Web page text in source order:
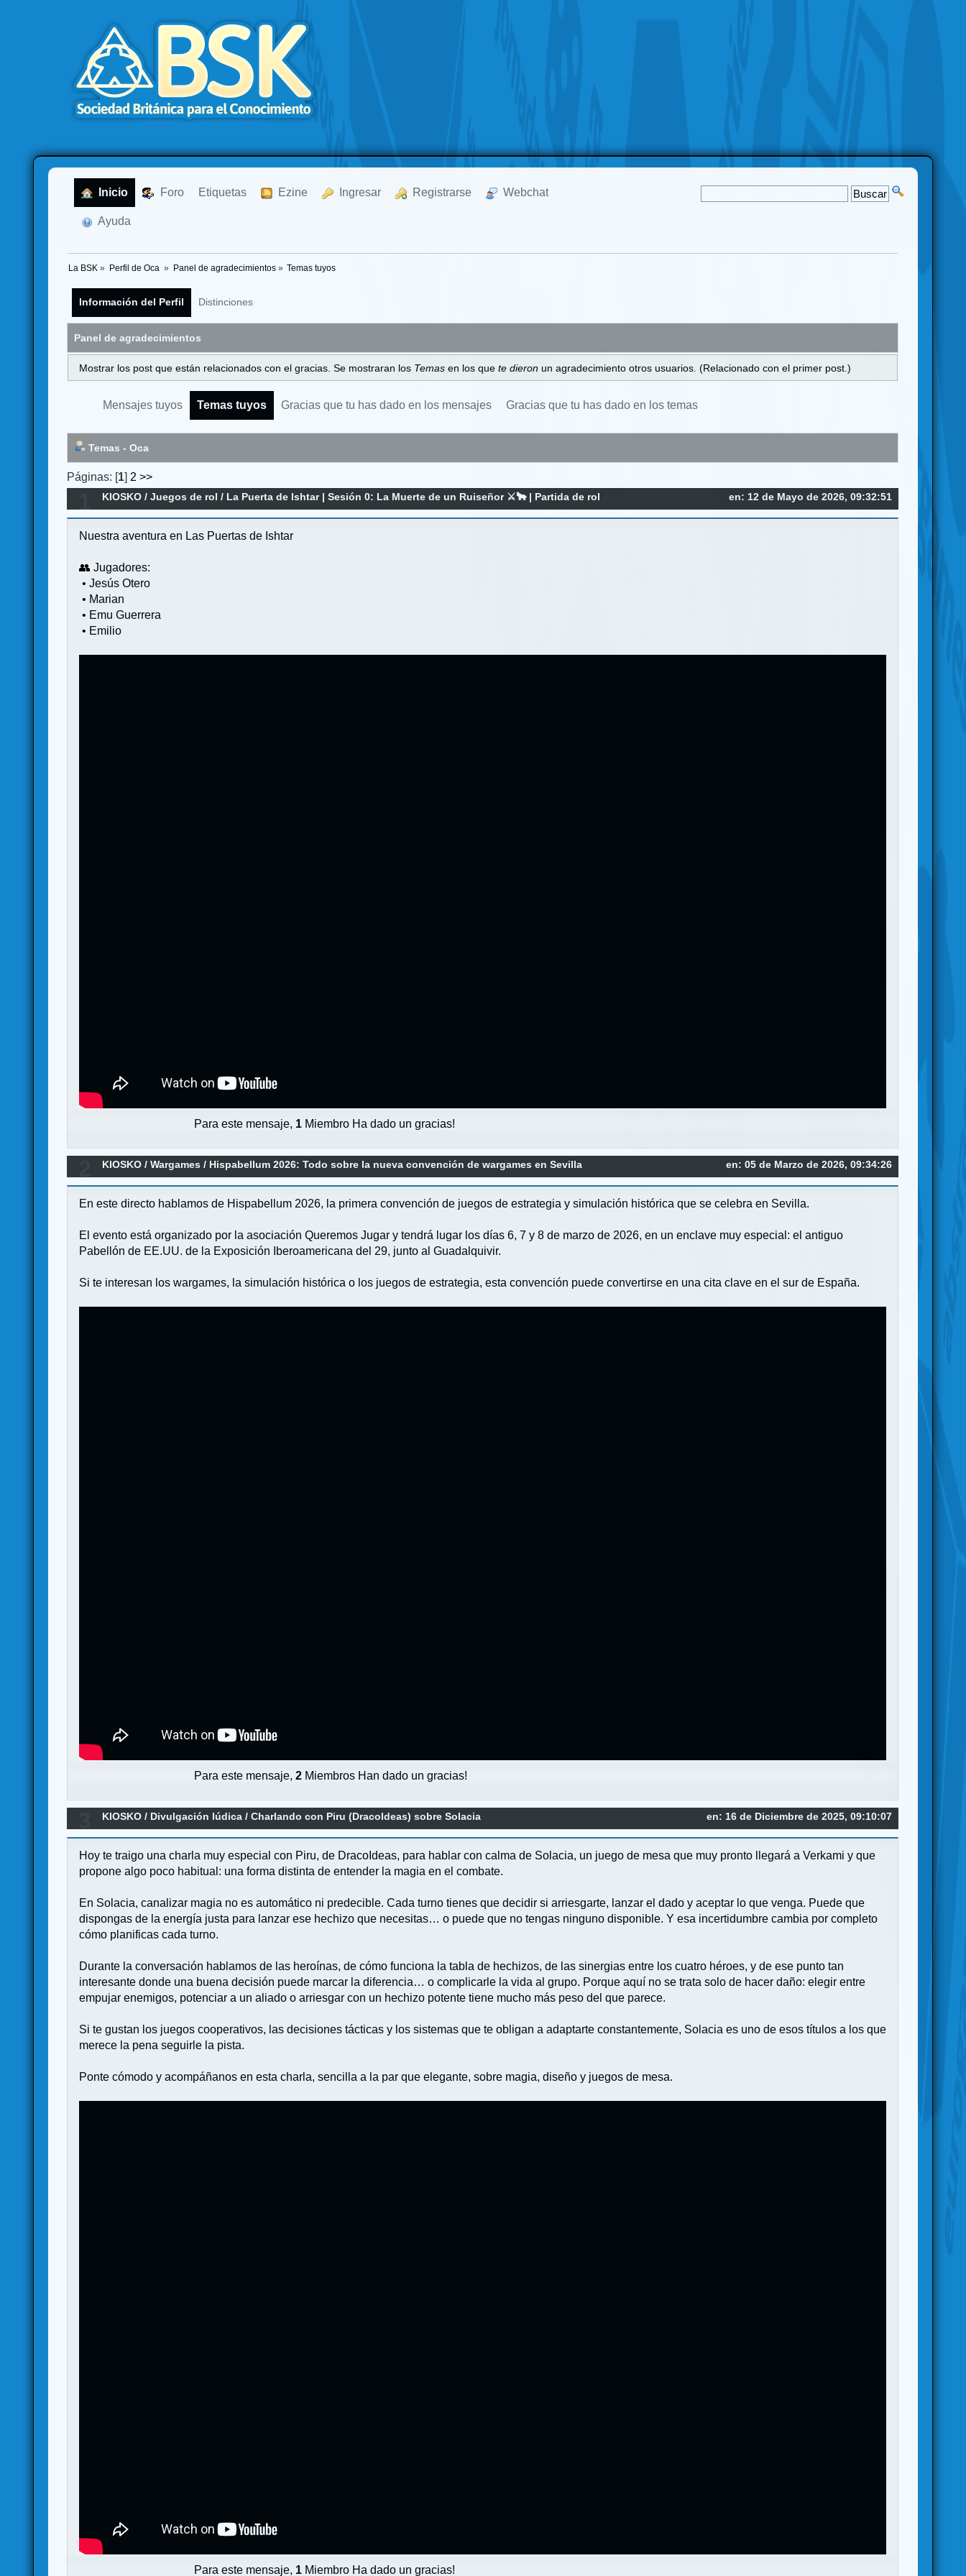
Inicio Foro Etiquetas Ezine Ingresar Registrarse Webchat
Ayuda
La BSK » Perfil de Oca » Panel de agradecimientos» Temas tuyos
Información del Perfil Distinciones
Panel de agradecimientos
Mostrar los post que están relacionados con el gracias. Se mostraran los Temas en los que te dieron un agradecimiento otros usuarios. (Relacionado con el primer post.)
Mensajes tuyos Temas tuyos Gracias que tu has dado en los mensajes Gracias que tu has dado en los temas
Temas - Oca
Páginas: [1] 2 >>
en: 12 de Mayo de 2026, 09:32:51
KIOSKO /Juegos de rol / La Puerta de Ishtar | Sesión 0: La Muerte de un Ruiseñor ⚔️🐂 | Partida de rol
Nuestra aventura en Las Puertas de Ishtar
👥 Jugadores:
• Jesús Otero
• Marian
• Emu Guerrera
• Emilio
Para este mensaje, 1 Miembro Ha dado un gracias!
en: 05 de Marzo de 2026, 09:34:26
KIOSKO /Wargames / Hispabellum 2026: Todo sobre la nueva convención de wargames en Sevilla
En este directo hablamos de Hispabellum 2026, la primera convención de juegos de estrategia y simulación histórica que se celebra en Sevilla.
El evento está organizado por la asociación Queremos Jugar y tendrá lugar los días 6, 7 y 8 de marzo de 2026, en un enclave muy especial: el antiguo
Pabellón de EE.UU. de la Exposición Iberoamericana del 29, junto al Guadalquivir.
Si te interesan los wargames, la simulación histórica o los juegos de estrategia, esta convención puede convertirse en una cita clave en el sur de España.
Para este mensaje,2 Miembros Han dado un gracias!
en: 16 de Diciembre de 2025, 09:10:07
KIOSKO / Divulgación lúdica /Charlando con Piru (DracoIdeas) sobre Solacia
Hoy te traigo una charla muy especial con Piru, de DracoIdeas, para hablar con calma de Solacia, un juego de mesa que muy pronto llegará a Verkami y que
propone algo poco habitual: una forma distinta de entender la magia en el combate.
En Solacia, canalizar magia no es automático ni predecible. Cada turno tienes que decidir si arriesgarte, lanzar el dado y aceptar lo que venga. Puede que
dispongas de la energía justa para lanzar ese hechizo que necesitas… o puede que no tengas ninguno disponible. Y esa incertidumbre cambia por completo
cómo planificas cada turno.
Durante la conversación hablamos de las heroínas, de cómo funciona la tabla de hechizos, de las sinergias entre los cuatro héroes, y de ese punto tan
interesante donde una buena decisión puede marcar la diferencia… o complicarle la vida al grupo. Porque aquí no se trata solo de hacer daño: elegir entre
empujar enemigos, potenciar a un aliado o arriesgar con un hechizo potente tiene mucho más peso del que parece.
Si te gustan los juegos cooperativos, las decisiones tácticas y los sistemas que te obligan a adaptarte constantemente, Solacia es uno de esos títulos a los que
merece la pena seguirle la pista.
Ponte cómodo y acompáñanos en esta charla, sencilla a la par que elegante, sobre magia, diseño y juegos de mesa.
Para este mensaje, 1 Miembro Ha dado un gracias!